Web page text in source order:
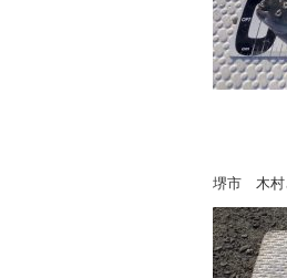
堺市 木村